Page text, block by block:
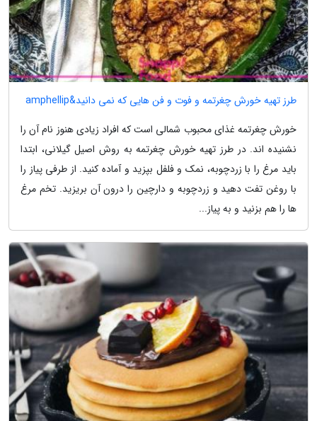
طرز تهیه خورش چغرتمه و فوت و فن هایی که نمی دانید&amphellip
خورش چغرتمه غذای محبوب شمالی است که افراد زیادی هنوز نام آن را
نشنیده اند. در طرز تهیه خورش چغرتمه به روش اصیل گیلانی، ابتدا
باید مرغ را با زردچوبه، نمک و فلفل بپزید و آماده کنید. از طرفی پیاز را
با روغن تفت دهید و زردچوبه و دارچین را درون آن بریزید. تخم مرغ
ها را هم بزنید و به پیاز...